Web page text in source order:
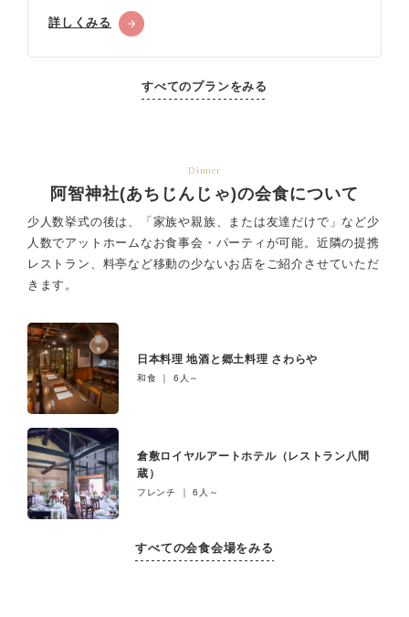
詳しくみる
すべてのプランをみる
Dinner
阿智神社(あちじんじゃ)の会食について
少人数挙式の後は、「家族や親族、または友達だけで」など少
人数でアットホームなお食事会・パーティが可能。 近隣の提携
レストラン、料亭など移動の少ないお店をご紹介させていただ
きます。
日本料理 地酒と郷土料理 さわらや
和食 ｜ 6人～
倉敷ロイヤルアートホテル（レストラン八間
蔵）
フレンチ ｜ 6人～
すべての会食会場をみる